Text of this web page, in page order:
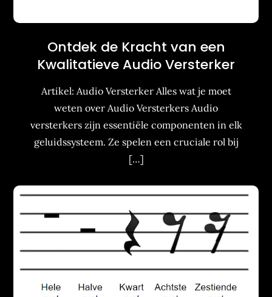
Ontdek de Kracht van een
Kwalitatieve Audio Versterker
Artikel: Audio Versterker Alles wat je moet
weten over Audio Versterkers Audio
versterkers zijn essentiële componenten in elk
geluidssysteem. Ze spelen een cruciale rol bij
[…]